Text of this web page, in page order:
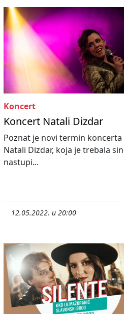
Koncert
Koncert Natali Dizdar
Poznat je novi termin koncerta
Natali Dizdar, koja je trebala
nastupi...
12.05.2022. u 20:00